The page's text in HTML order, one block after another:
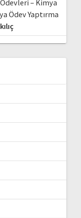
– Kimya
Ödev Yaptırma